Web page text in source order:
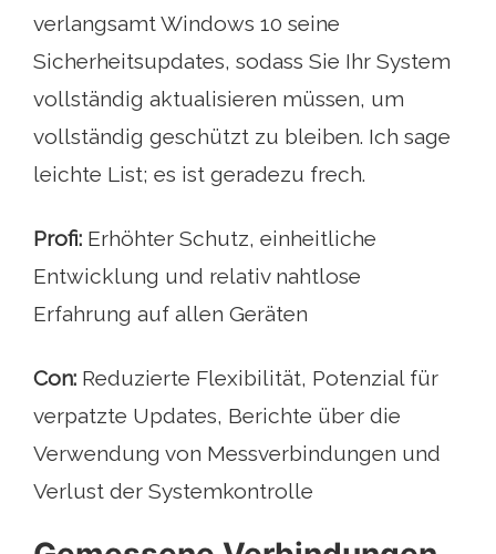
verlangsamt Windows 10 seine
Sicherheitsupdates, sodass Sie Ihr System
vollständig aktualisieren müssen, um
vollständig geschützt zu bleiben. Ich sage
leichte List; es ist geradezu frech.
Profi: Erhöhter Schutz, einheitliche
Entwicklung und relativ nahtlose
Erfahrung auf allen Geräten
Con: Reduzierte Flexibilität, Potenzial für
verpatzte Updates, Berichte über die
Verwendung von Messverbindungen und
Verlust der Systemkontrolle